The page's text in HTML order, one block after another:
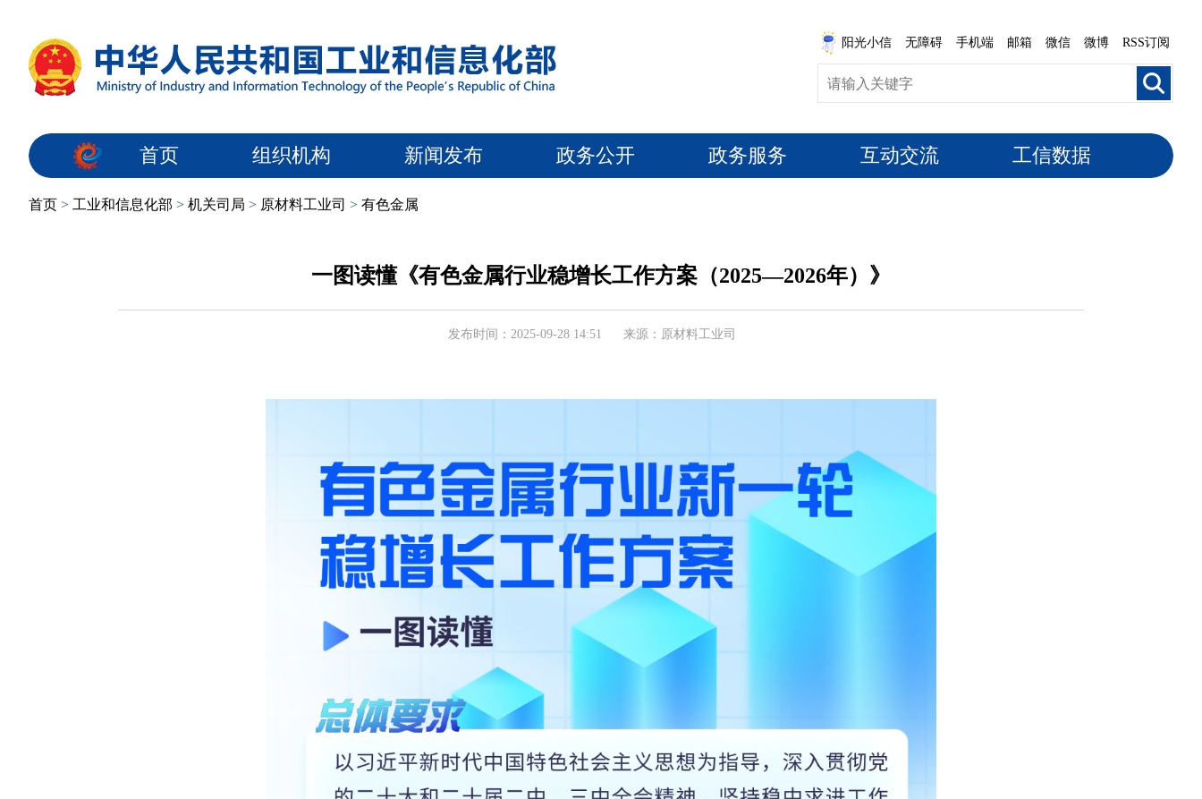
阳光小信 无障碍 手机端 邮箱 微信 微博 RSS订阅
首页 组织机构 新闻发布 政务公开 政务服务 互动交流 工信数据
首页 > 工业和信息化部 > 机关司局 > 原材料工业司 > 有色金属
一图读懂《有色金属行业稳增长工作方案（2025—2026年）》
发布时间：2025-09-28 14:51 来源：原材料工业司